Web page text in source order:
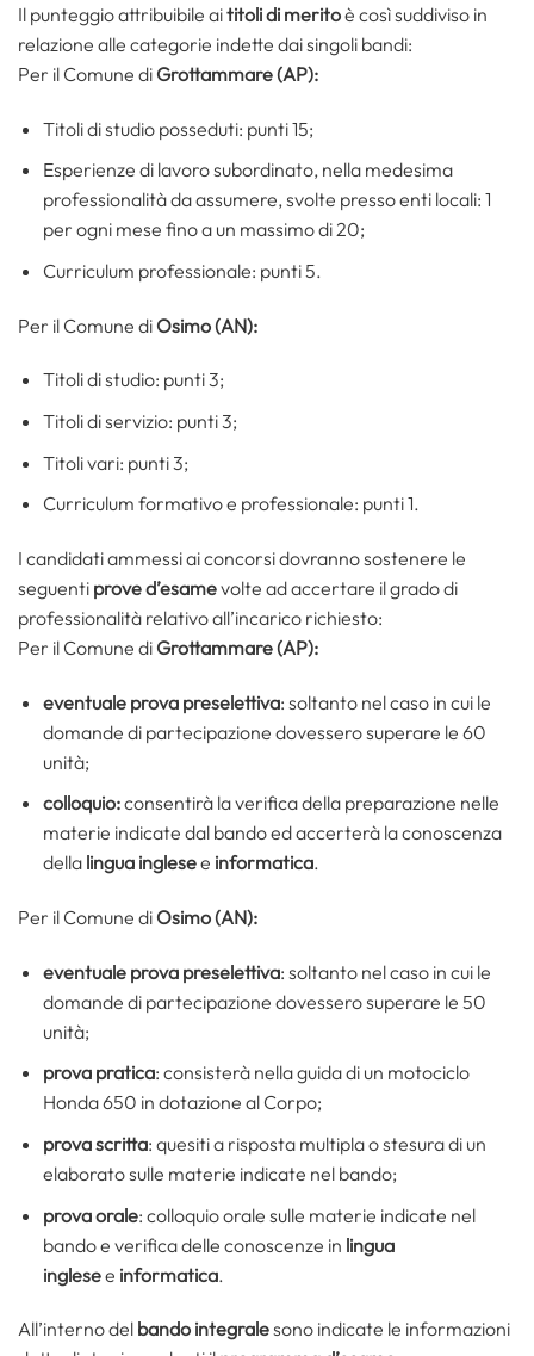
Il punteggio attribuibile aititoli di meritoè così suddiviso in
relazione alle categorie indette dai singoli bandi:
Per il Comune di Grottammare (AP):
Titoli di studio posseduti: punti 15;
Esperienze di lavoro subordinato, nella medesima
professionalità da assumere, svolte presso enti locali: 1
per ogni mese fino a un massimo di 20;
Curriculum professionale: punti 5.
Per il Comune diOsimo (AN):
Titoli di studio: punti 3;
Titoli di servizio: punti 3;
Titoli vari: punti 3;
Curriculum formativo e professionale: punti 1.
I candidati ammessi ai concorsi dovranno sostenere le
seguenti prove d’esamevolte ad accertare il grado di
professionalità relativo all’incarico richiesto:
Per il Comune di Grottammare (AP):
eventuale prova preselettiva: soltanto nel caso in cui le
domande di partecipazione dovessero superare le 60
unità;
colloquio:consentirà la verifica della preparazione nelle
materie indicate dal bando ed accerterà la conoscenza
della lingua inglesee informatica.
Per il Comune diOsimo (AN):
eventuale prova preselettiva: soltanto nel caso in cui le
domande di partecipazione dovessero superare le 50
unità;
prova pratica: consisterà nella guida di un motociclo
Honda 650 in dotazione al Corpo;
prova scritta: quesiti a risposta multipla o stesura di un
elaborato sulle materie indicate nel bando;
prova orale: colloquio orale sulle materie indicate nel
bando e verifica delle conoscenze in lingua
inglesee informatica.
All’interno del bando integralesono indicate le informazioni